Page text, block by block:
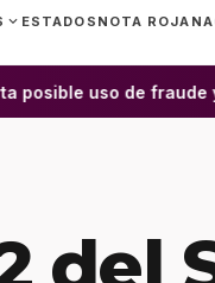
expand_more ESTADOS NOTA ROJA
uso de fraude y